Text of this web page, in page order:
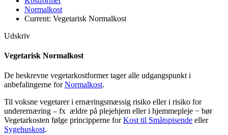
Normalkost
Current: Vegetarisk Normalkost
Udskriv
Vegetarisk Normalkost
De beskrevne vegetarkostformer tager alle udgangspunkt i
anbefalingerne forNormalkost.
Til voksne vegetarer i ernæringsmæssig risiko eller i risiko for
underernæring – fx ældre på plejehjem eller i hjemmepleje − bør
Vegetarkosten følge principperne forKost til Småtspisende eller
Sygehuskost.